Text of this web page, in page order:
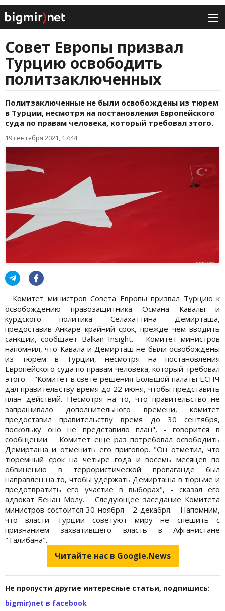
Совет Европы призвал
Турцию освободить
политзаключенных
Политзаключенные не были освобождены из тюрем
в Турции, несмотря на постановления Европейского
суда по правам человека, который требовал этого.
19 сентября 2021, 17:44
Комитет министров Совета Европы призвал Турцию к
освобождению правозащитника Османа Кавалы и
курдского политика Селахаттина Демирташа,
предоставив Анкаре крайний срок, прежде чем вводить
санкции, сообщает Balkan Insight. Комитет министров
напомнил, что Кавала и Демирташ не были освобождены
из тюрем в Турции, несмотря на постановления
Европейского суда по правам человека, который требовал
этого. "Комитет в свете решения Большой палаты ЕСПЧ
дал правительству время до 22 июня, чтобы представить
план действий. Несмотря на то, что правительство не
запрашивало дополнительного времени, комитет
предоставил правительству время до 30 сентября,
поскольку оно не представило план", - говорится в
сообщении. Комитет еще раз потребовал освободить
Демирташа и отменить его приговор. "Он отметил, что
тюремный срок на четыре года и восемь месяцев по
обвинению в террористической пропаганде был
направлен на то, чтобы удержать Демирташа в тюрьме и
предотвратить его участие в выборах", - сказал его
адвокат Бенан Молу. Следующее заседание Комитета
министров состоится 30 ноября - 2 декабря. Напомним,
что власти Турции советуют миру не спешить с
признанием захватившего власть в Афганистане
"Талибана".
Читайте нас в Google.News
Не пропусти другие интересные статьи, подпишись:
bigmir)net в facebook